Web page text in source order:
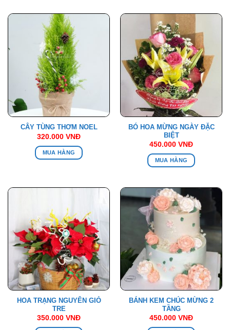
CÂY TÙNG THƠM NOEL
320.000 VNĐ
MUA HÀNG
BÓ HOA MỪNG NGÀY ĐẶC
BIỆT
450.000 VNĐ
MUA HÀNG
HOA TRẠNG NGUYÊN GIỎ
TRE
350.000 VNĐ
BÁNH KEM CHÚC MỪNG 2
TẦNG
450.000 VNĐ